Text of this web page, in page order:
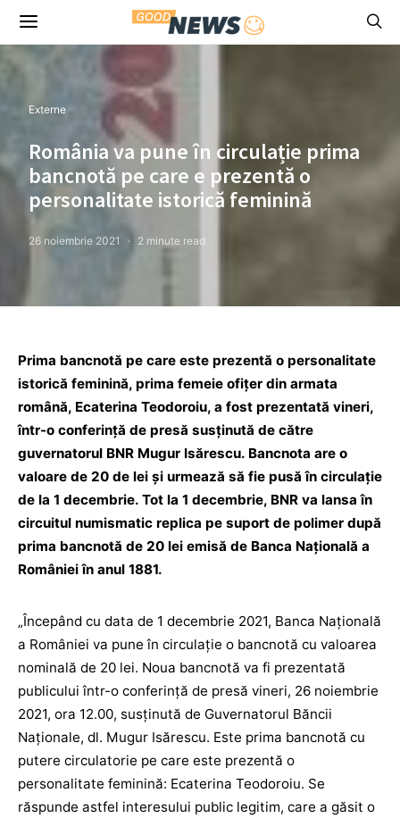
Externe
România va pune în circulație prima
bancnotă pe care e prezentă o
personalitate istorică feminină
26 noiembrie 2021 2 minute read
Prima bancnotă pe care este prezentă o personalitate
istorică feminină, prima femeie ofițer din armata
română, Ecaterina Teodoroiu, a fost prezentată vineri,
într-o conferinţă de presă susţinută de către
guvernatorul BNR Mugur Isărescu. Bancnota are o
valoare de 20 de lei şi urmează să fie pusă în circulaţie
de la 1 decembrie. Tot la 1 decembrie, BNR va lansa în
circuitul numismatic replica pe suport de polimer după
prima bancnotă de 20 lei emisă de Banca Naţională a
României în anul 1881.
„Începând cu data de 1 decembrie 2021, Banca Naţională
a României va pune în circulaţie o bancnotă cu valoarea
nominală de 20 lei. Noua bancnotă va fi prezentată
publicului într-o conferinţă de presă vineri, 26 noiembrie
2021, ora 12.00, susţinută de Guvernatorul Băncii
Naţionale, dl. Mugur Isărescu. Este prima bancnotă cu
putere circulatorie pe care este prezentă o
personalitate feminină: Ecaterina Teodoroiu. Se
răspunde astfel interesului public legitim, care a găsit o